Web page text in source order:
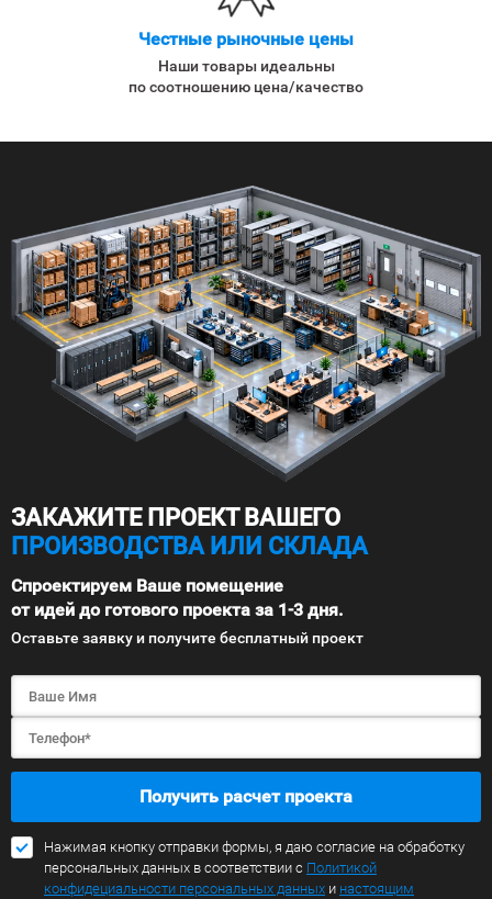
Честные рыночные цены
Наши товары идеальны
по соотношению цена/качество
ЗАКАЖИТЕ ПРОЕКТ ВАШЕГО
ПРОИЗВОДСТВА ИЛИ СКЛАДА
Спроектируем Ваше помещение
от идей до готового проекта за 1-3 дня.
Оставьте заявку и получите бесплатный проект
Получить расчет проекта
Нажимая кнопку отправки формы, я даю согласие на обработку
персональных данных в соответствии с Политикой
конфидециальности персональных данных и настоящим